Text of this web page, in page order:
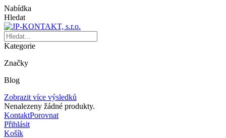
Nabídka
Hledat
Kategorie
Značky
Blog
Zobrazit více výsledků
Nenalezeny žádné produkty.
KontaktPorovnat
Přihlásit
Košík